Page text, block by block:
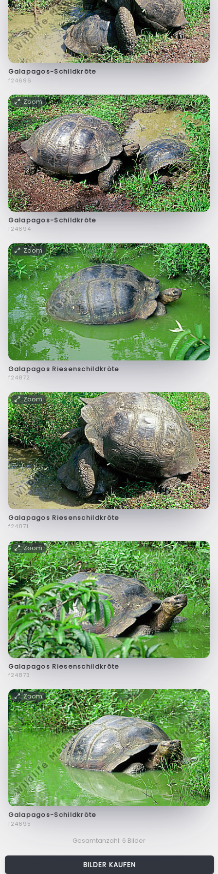
Galapagos-Schildkröte
f24696
Zoom
Galapagos-Schildkröte
f24694
Zoom
Galapagos Riesenschildkröte
f24872
Zoom
Galapagos Riesenschildkröte
f24871
Zoom
Galapagos Riesenschildkröte
f24873
Zoom
Galapagos-Schildkröte
f24695
Gesamtanzahl: 6 Bilder
BILDER KAUFEN